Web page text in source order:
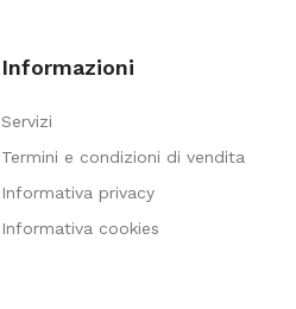
Informazioni
Servizi
Termini e condizioni di vendita
Informativa privacy
Informativa cookies